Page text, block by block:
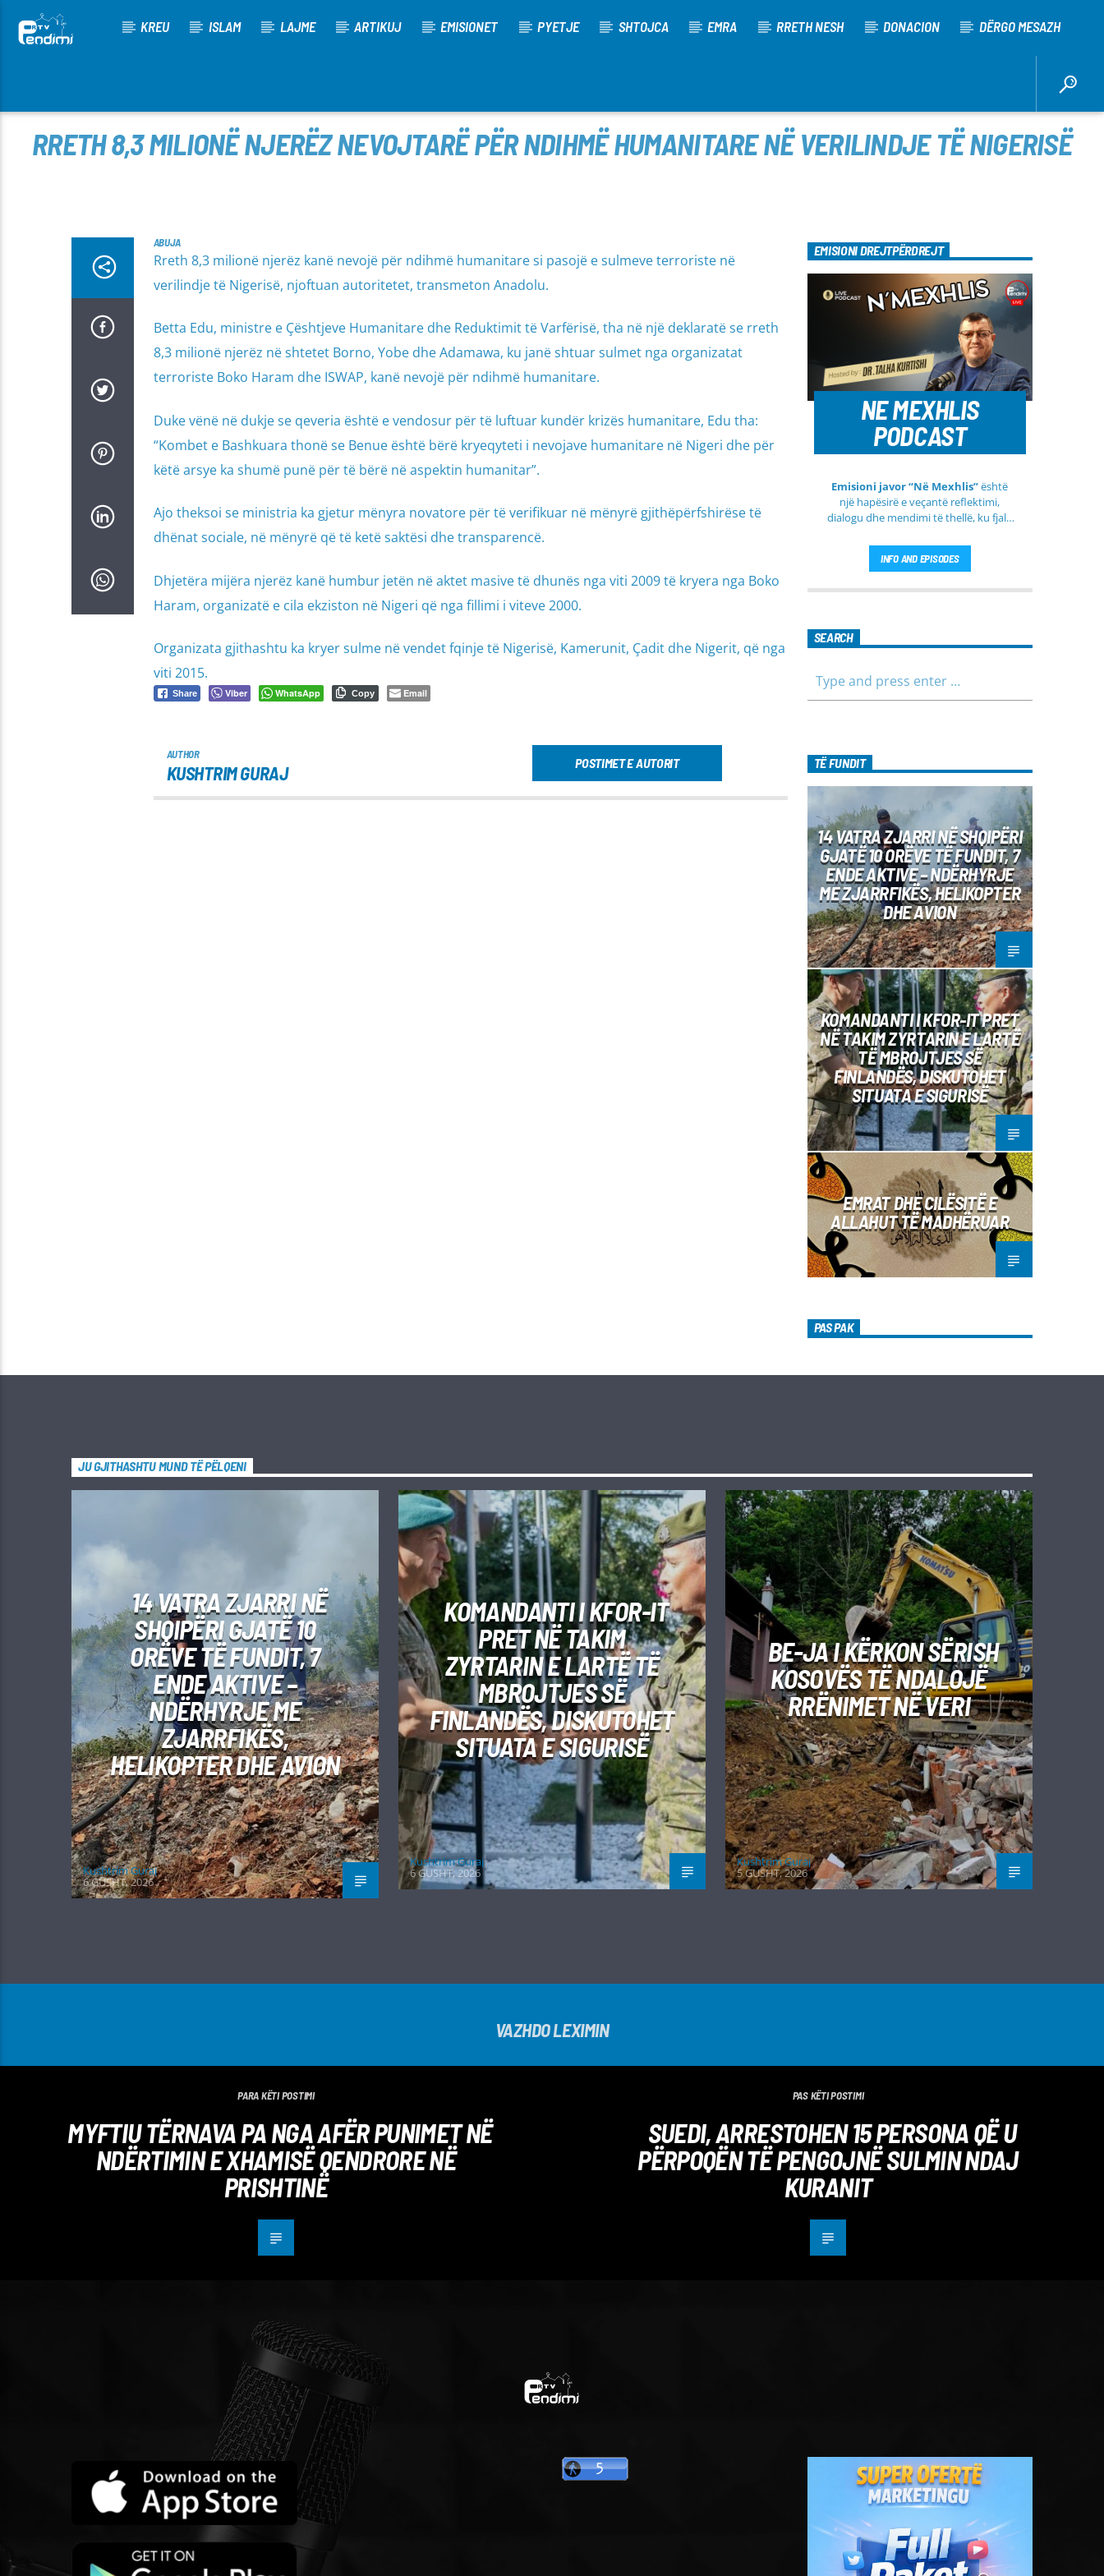
KREU ISLAM LAJME ARTIKUJ EMISIONET PYETJE SHTOJCA EMRA RRETH NESH DONACION DËRGO MESAZH
RRETH 8,3 MILIONË NJERËZ NEVOJTARË PËR NDIHMË HUMANITARE NË VERILINDJE TË NIGERISË
ABUJA
Rreth 8,3 milionë njerëz kanë nevojë për ndihmë humanitare si pasojë e sulmeve terroriste në
verilindje të Nigerisë, njoftuan autoritetet, transmeton Anadolu.
Betta Edu, ministre e Çështjeve Humanitare dhe Reduktimit të Varfërisë, tha në një deklaratë se rreth
8,3 milionë njerëz në shtetet Borno, Yobe dhe Adamawa, ku janë shtuar sulmet nga organizatat
terroriste Boko Haram dhe ISWAP, kanë nevojë për ndihmë humanitare.
Duke vënë në dukje se qeveria është e vendosur për të luftuar kundër krizës humanitare, Edu tha:
“Kombet e Bashkuara thonë se Benue është bërë kryeqyteti i nevojave humanitare në Nigeri dhe për
këtë arsye ka shumë punë për të bërë në aspektin humanitar”.
Ajo theksoi se ministria ka gjetur mënyra novatore për të verifikuar në mënyrë gjithëpërfshirëse të
dhënat sociale, në mënyrë që të ketë saktësi dhe transparencë.
Dhjetëra mijëra njerëz kanë humbur jetën në aktet masive të dhunës nga viti 2009 të kryera nga Boko
Haram, organizatë e cila ekziston në Nigeri që nga fillimi i viteve 2000.
Organizata gjithashtu ka kryer sulme në vendet fqinje të Nigerisë, Kamerunit, Çadit dhe Nigerit, që nga
viti 2015.
Share Viber WhatsApp Copy Email
AUTHOR
KUSHTRIM GURAJ POSTIMET E AUTORIT
EMISIONI DREJTPËRDREJT
NE MEXHLIS
PODCAST
Emisioni javor “Në Mexhlis”është
një hapësirë e veçantë reflektimi,
dialogu dhe mendimi të thellë, ku fjala
kuptim të veçantë. Ky emision
transmetohetdrejtpërdrejt çdo të
formë komunikimi të hapur, të qetë
INFO AND EPISODES
SEARCH
TË FUNDIT
14 VATRA ZJARRI NË SHQIPËRI
GJATË 10 ORËVE TË FUNDIT, 7
ENDE AKTIVE – NDËRHYRJE
ME ZJARRFIKËS, HELIKOPTER
DHE AVION
KOMANDANTI I KFOR-IT PRET
NË TAKIM ZYRTARIN E LARTË
TË MBROJTJES SË
FINLANDËS, DISKUTOHET
SITUATA E SIGURISË
EMRAT DHE CILËSITË E
ALLAHUT TË MADHËRUAR
PAS PAK
JU GJITHASHTU MUND TË PËLQENI
14 VATRA ZJARRI NË
SHQIPËRI GJATË 10
ORËVE TË FUNDIT, 7
ENDE AKTIVE –
NDËRHYRJE ME
ZJARRFIKËS,
HELIKOPTER DHE AVION
Kushtrim Guraj
6 GUSHT, 2026
KOMANDANTI I KFOR-IT
PRET NË TAKIM
ZYRTARIN E LARTË TË
MBROJTJES SË
FINLANDËS, DISKUTOHET
SITUATA E SIGURISË
Kushtrim Guraj
6 GUSHT, 2026
BE-JA I KËRKON SËRISH
KOSOVËS TË NDALOJË
RRËNIMET NË VERI
Kushtrim Guraj
5 GUSHT, 2026
VAZHDO LEXIMIN
PARA KËTI POSTIMI
MYFTIU TËRNAVA PA NGA AFËR PUNIMET NË
NDËRTIMIN E XHAMISË QENDRORE NË
PRISHTINË
PAS KËTI POSTIMI
SUEDI, ARRESTOHEN 15 PERSONA QË U
PËRPOQËN TË PENGOJNË SULMIN NDAJ
KURANIT